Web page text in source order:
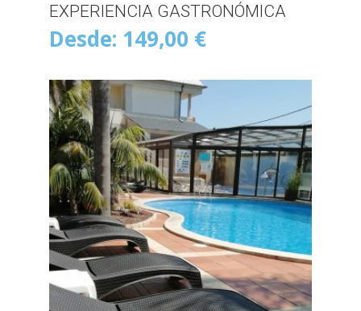
EXPERIENCIA GASTRONÓMICA
Desde: 149,00 €